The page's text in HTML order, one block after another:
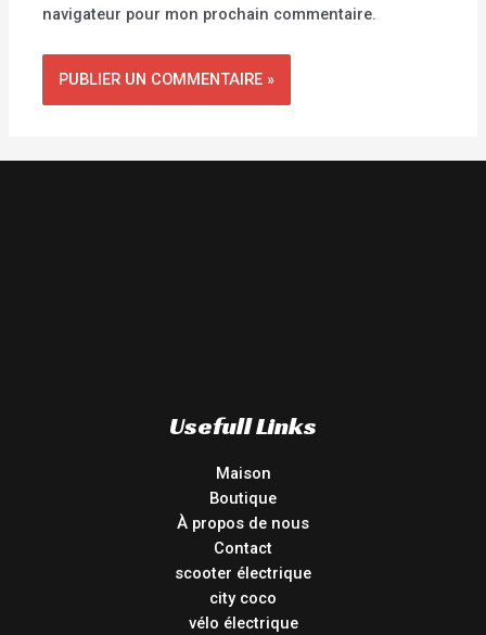
navigateur pour mon prochain commentaire.
Usefull Links
Maison
Boutique
À propos de nous
Contact
scooter électrique
city coco
vélo électrique